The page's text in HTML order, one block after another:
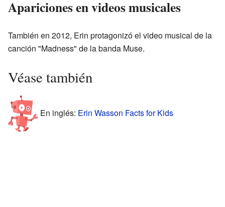
Apariciones en videos musicales
También en 2012, Erin protagonizó el video musical de la
canción "Madness" de la banda Muse.
Véase también
En inglés: Erin Wasson Facts for Kids